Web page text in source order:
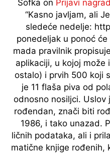
Sofka on Prijavi
“Kasno javljam, ali
sledeće nedelje:
ponedeljak u ponoć
mada pravilnik
aplikaciji, u kojoj može
ostalo) i prvih 500 koji
je 11 flaša piva od
odnosno nosiljci. Uslov
rođendan, znači biti
1986, i tako unazad.
ličnih podataka, ali i
matične knjige rođenih,